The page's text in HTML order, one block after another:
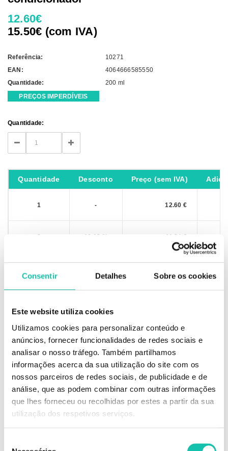
Consentir Detalhes Sobre os cookies
Este website utiliza cookies
Utilizamos cookies para personalizar conteúdo e
anúncios, fornecer funcionalidades de redes sociais e
analisar o nosso tráfego. Também partilhamos
informações acerca da sua utilização do site com os
nossos parceiros de redes sociais, de publicidade e de
análise, que as podem combinar com outras informações
que lhes forneceu ou recolhidas por estes a partir da sua
utilização dos respetivos serviços.
12.60€
15.50€ (com IVA)
Referência:
10271
EAN:
4064666585550
Quantidade:
200 ml
PREÇOS IMPERDÍVEIS
Current
Stock:
Quantidade:
DECREASE
QUANTITY:
INCREASE
QUANTITY:
Quantidade Desconto Preço (sem IVA)
1 - 12.60 €
6 10.00 % 11.34 €
IVA não incluído
DESCRIÇÃO
DEEP NOURISHING
CONDITIONER COM BAGAS DE GOJI
Hidrata instantaneamente o cabelo seco ou sensibilizado, para um
cabelo nutrido pleno de vitalidade. Com Nutri-Enrich Complex.
Comprar Condicionadores Nutri-Enrich WELLA MELHOR PREÇO |